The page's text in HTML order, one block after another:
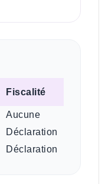
Fiscalité
Aucune
Déclaration
Déclaration